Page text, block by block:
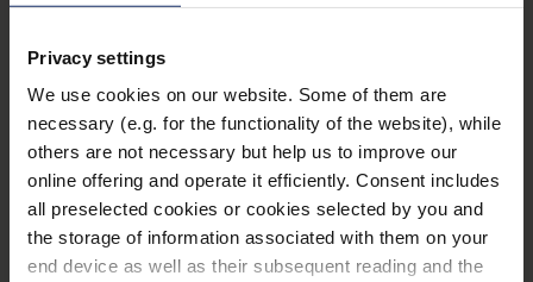
Privacy settings
We use cookies on our website. Some of them are
necessary (e.g. for the functionality of the website), while
others are not necessary but help us to improve our
online offering and operate it efficiently. Consent includes
all preselected cookies or cookies selected by you and
the storage of information associated with them on your
end device as well as their subsequent reading and the
Großer Tiefenschärfebereich für variable
Nutzungshöhe
Standfuß mit ergonomischem Neigungswinkel
Reflexionsfreies 7“-Display, 16:9
Großes Sehfeld von 70 mm
Dynamic Line Scrolling (DLS), Verschieben des
Mehr erfahren
Zubehör
Standfuss für visolux DIGITAL HD zur Erweiterung